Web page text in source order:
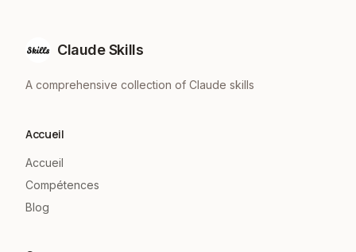
Claude Skills
A comprehensive collection of Claude skills
Accueil
Accueil
Compétences
Blog